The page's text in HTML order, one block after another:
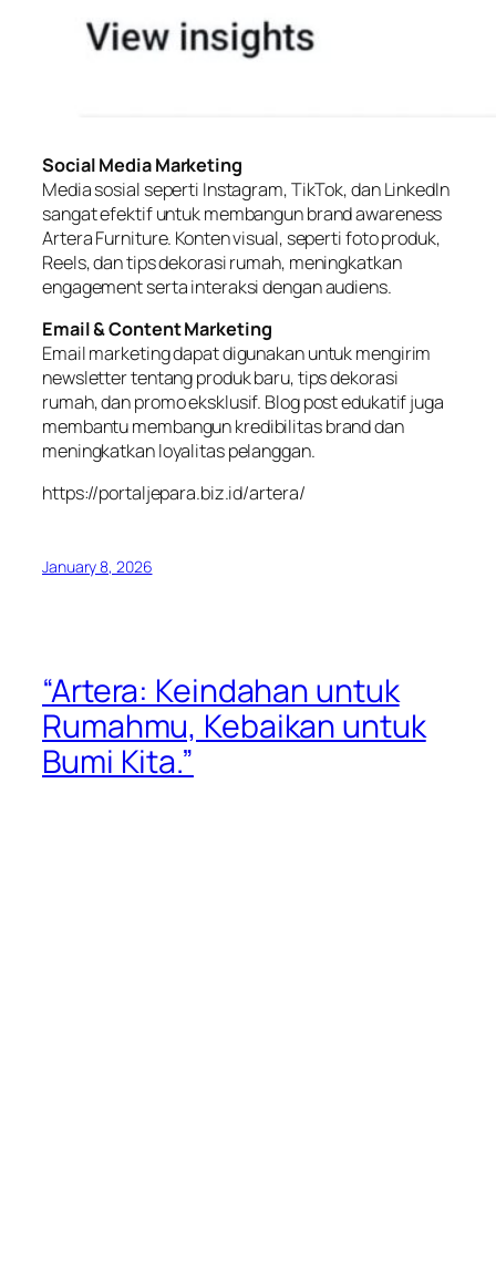
Social Media Marketing
Media sosial seperti Instagram, TikTok, dan LinkedIn
sangat efektif untuk membangun brand awareness
Artera Furniture. Konten visual, seperti foto produk,
Reels, dan tips dekorasi rumah, meningkatkan
engagement serta interaksi dengan audiens.
Email & Content Marketing
Email marketing dapat digunakan untuk mengirim
newsletter tentang produk baru, tips dekorasi
rumah, dan promo eksklusif. Blog post edukatif juga
membantu membangun kredibilitas brand dan
meningkatkan loyalitas pelanggan.
https://portaljepara.biz.id/artera/
January 8, 2026
“Artera: Keindahan untuk
Rumahmu, Kebaikan untuk
Bumi Kita.”